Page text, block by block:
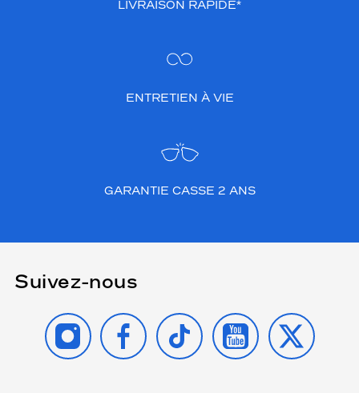
LIVRAISON RAPIDE*
ENTRETIEN À VIE
GARANTIE CASSE 2 ANS
Suivez-nous
INSTAGRAMFACEBOOK
TIKTOK YOUTUBE
X